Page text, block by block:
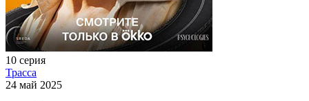
10 серия
Трасса
24 май 2025